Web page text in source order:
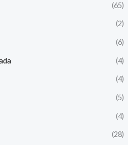
(65)
(2)
(6)
(4)
(4)
(5)
(4)
(28)